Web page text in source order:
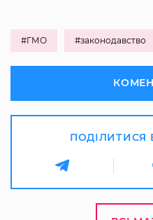
#ГМО #законодавство
ПОДІЛИТИСЯ